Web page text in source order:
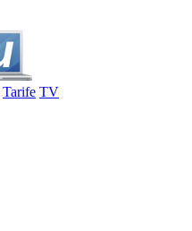
Tarife TV